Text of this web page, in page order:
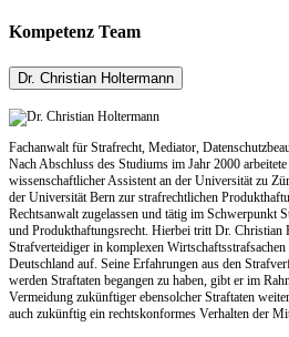
Kompetenz Team
Dr. Christian Holtermann
Fachanwalt für Strafrecht, Mediator,
Nach Abschluss des Studiums im Jahr 2000
wissenschaftlicher Assistent an der Universität zu
der Universität Bern zur strafrechtlichen
Rechtsanwalt zugelassen und tätig im Schwerpunkt
und Produkthaftungsrecht. Hierbei tritt Dr. Christian
Strafverteidiger in komplexen
Deutschland auf. Seine Erfahrungen aus den
werden Straftaten begangen zu haben, gibt er im
Vermeidung zukünftiger ebensolcher Straftaten
auch zukünftig ein rechtskonformes Verhalten der